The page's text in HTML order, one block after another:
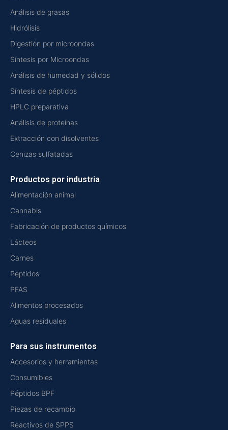
Análisis de grasas
Hidrólisis
Digestión por microondas
Síntesis por Microondas
Análisis de humedad y sólidos
Síntesis de péptidos
HPLC preparativa
Análisis de proteínas
Extracción con disolventes
Cenizas sulfatadas
Productos por industria
Alimentación animal
Cannabis
Fabricación de productos químicos
Lácteos
Carnes
Péptidos
PFAS
Alimentos procesados
Aguas residuales
Para sus instrumentos
Accesorios y herramientas
Consumibles
Péptidos BPF
Piezas de recambio
Reactivos de SPPS